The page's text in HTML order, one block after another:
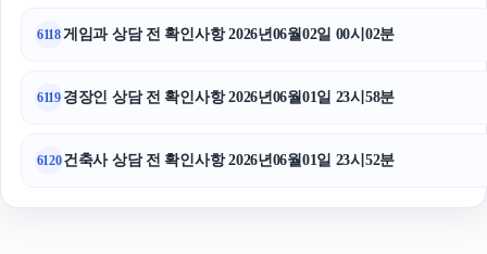
6118게임과 상담 전 확인사항 2026년06월02일 00시02분
6119 경장인 상담 전 확인사항 2026년06월01일 23시58분
6120건축사 상담 전 확인사항 2026년06월01일 23시52분